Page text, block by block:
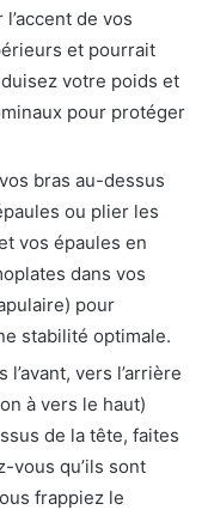
de vos
et pourrait
votre poids et
pour protéger
bras au-dessus
ou plier les
vos épaules en
dans vos
pour
stabilité optimale.
vers l’arrière
à vers le haut)
de la tête, faites
vous qu’ils sont
frappiez le